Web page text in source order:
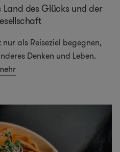
Land des Glücks und der
als Reiseziel begegnen,
Denken und Leben.